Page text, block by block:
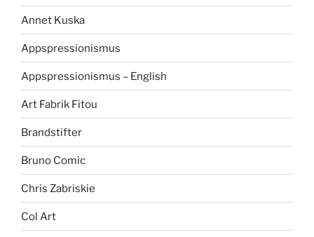
Annet Kuska
Appspressionismus
Appspressionismus – English
Art Fabrik Fitou
Brandstifter
Bruno Comic
Chris Zabriskie
Col Art